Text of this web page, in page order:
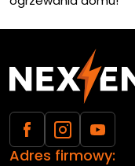
Adres firmowy: